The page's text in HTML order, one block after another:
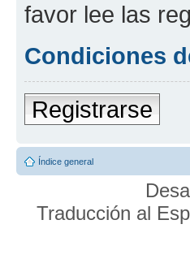
favor lee las
Condiciones
Registrarse
Índice general
Traducción al